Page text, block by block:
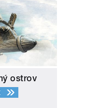
ostrov